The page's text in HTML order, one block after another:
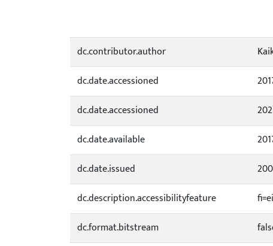
dc.contributor.author
dc.date.accessioned
dc.date.accessioned
dc.date.available
dc.date.issued
dc.description.accessibilityfeature
dc.format.bitstream